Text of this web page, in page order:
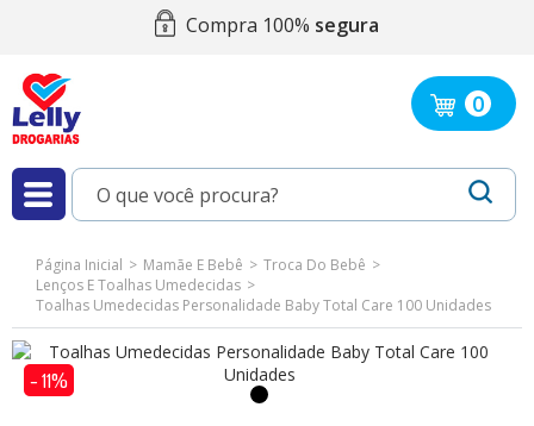
Compra 100% segura
0
Página Inicial Mamãe E Bebê
Troca Do Bebê
Lenços E Toalhas Umedecidas
Toalhas Umedecidas Personalidade Baby Total Care 100 Unidades
- 11%